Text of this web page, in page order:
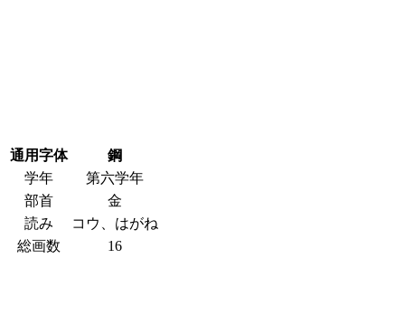
通用字体
鋼
学年
第六学年
部首
金
読み
コウ、はがね
総画数
16